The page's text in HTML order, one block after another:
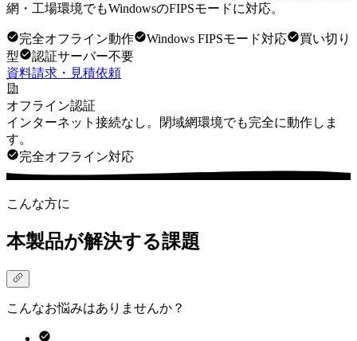
網・工場環境でもWindowsのFIPSモードに対応。
完全オフライン動作 Windows FIPSモード対応
買い切り
型
認証サーバー不要
資料請求・見積依頼
オフライン認証
インターネット接続なし。閉域網環境でも完全に動作しま
す。
完全オフライン対応
こんな方に
本製品が解決する課題
こんなお悩みはありませんか？